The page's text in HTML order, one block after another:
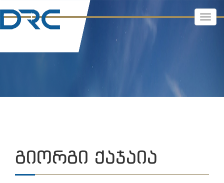
ᲒᲘᲝᲠᲒᲘ ᲥᲐᲯᲐᲘᲐ